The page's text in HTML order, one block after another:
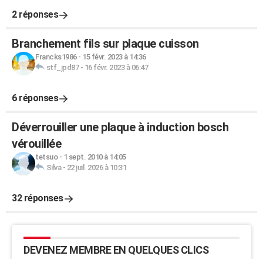
2 réponses
Branchement fils sur plaque cuisson
Francks1986- 15 févr. 2023 à 14:36
stf_jpd87- 16 févr. 2023 à 06:47
6 réponses
Déverrouiller une plaque à induction bosch
vérouillée
tetsuo- 1 sept. 2010 à 14:05
Silva- 22 juil. 2026 à 10:31
32 réponses
DEVENEZ MEMBRE EN QUELQUES CLICS